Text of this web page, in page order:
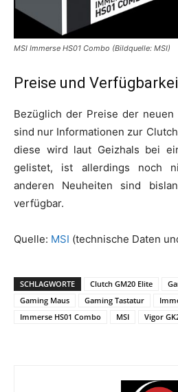
MSI Immerse HS01 Combo (Bildquelle: MSI)
Preise und
Bezüglich der Preise der neuen
sind nur Informationen zur
diese wird laut Geizhals bei
gelistet, ist allerdings noch
anderen Neuheiten sind
verfügbar.
Quelle: MSI (technische Daten
SCHLAGWORTE Clutch GM20 Elite
Gaming Maus
Gaming Tastatur
Immerse HS01 Combo
MSI Vigor